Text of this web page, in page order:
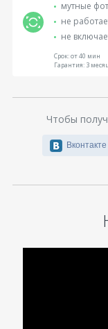
мутные
не
не
Срок:от 40 мин
Гарантия:3
Чтобы
Вконтакте